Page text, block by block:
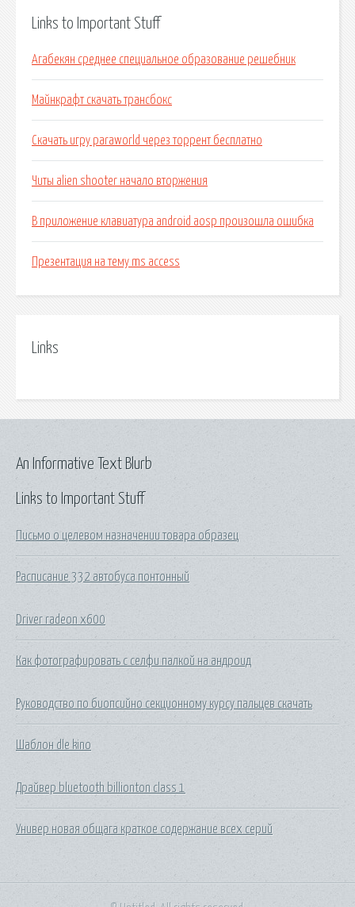
Links to Important Stuff
Агабекян среднее специальное образование решебник
Майнкрафт скачать трансбокс
Скачать игру paraworld через торрент бесплатно
Читы alien shooter начало вторжения
В приложение клавиатура android aosp произошла ошибка
Презентация на тему ms access
Links
Links to Important Stuff
Письмо о целевом назначении товара образец
Расписание 332 автобуса понтонный
Driver radeon x600
Как фотографировать с селфи палкой на андроид
Руководство по биопсийно секционному курсу пальцев скачать
Шаблон dle kino
Драйвер bluetooth billionton class 1
Универ новая общага краткое содержание всех серий
An Informative Text Blurb